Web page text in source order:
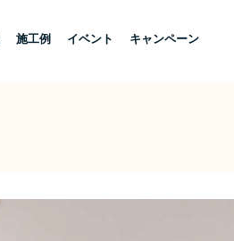
施工例 イベント キャンペーン